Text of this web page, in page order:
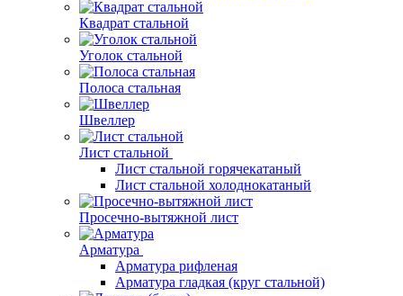
Квадрат стальной
Уголок стальной
Полоса стальная
Швеллер
Лист стальной
Лист стальной горячекатаный
Лист стальной холоднокатаный
Просечно-вытяжной лист
Арматура
Арматура рифленая
Арматура гладкая (круг стальной)